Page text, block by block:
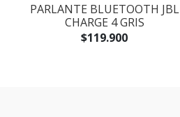
PARLANTE BLUETOOTH JBL
CHARGE 4 GRIS
$119.900